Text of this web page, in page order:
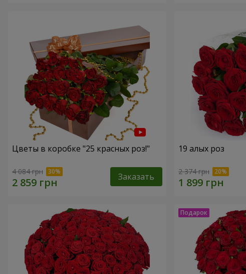
Цветы в коробке "25 красных роз!"
4 084 грн Заказать
19 алых роз
2 374 грн